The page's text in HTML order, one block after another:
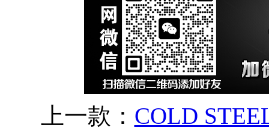
上一款： COLD